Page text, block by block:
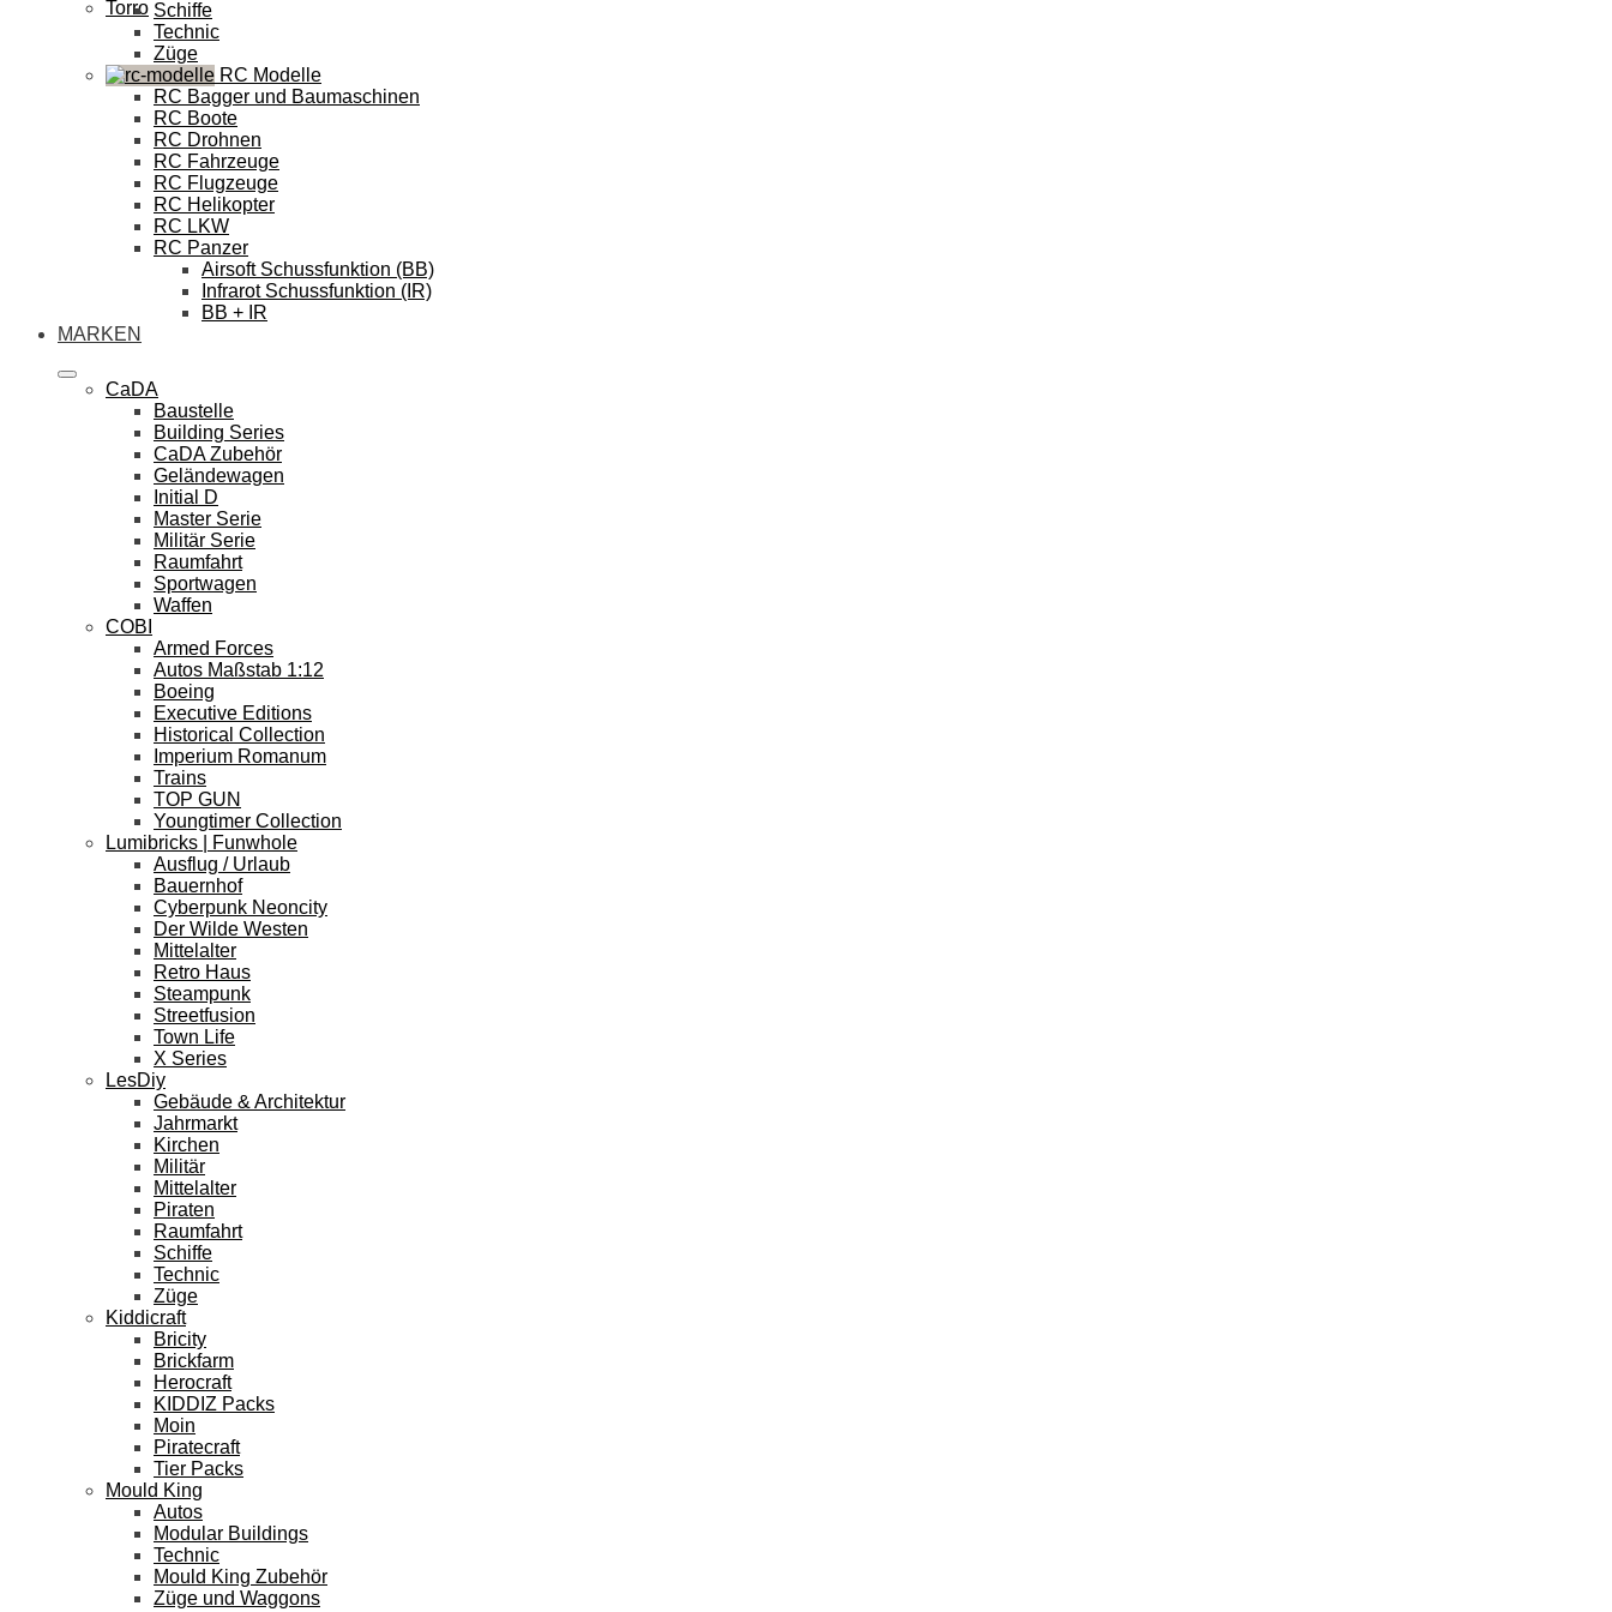
Torro Schiffe
Technic
Züge
RC Modelle
RC Bagger und Baumaschinen
RC Boote
RC Drohnen
RC Fahrzeuge
RC Flugzeuge
RC Helikopter
RC LKW
RC Panzer
Airsoft Schussfunktion (BB)
Infrarot Schussfunktion (IR)
BB + IR
MARKEN
CaDA
Baustelle
Building Series
CaDA Zubehör
Geländewagen
Initial D
Master Serie
Militär Serie
Raumfahrt
Sportwagen
Waffen
COBI
Armed Forces
Autos Maßstab 1:12
Boeing
Executive Editions
Historical Collection
Imperium Romanum
Trains
TOP GUN
Youngtimer Collection
Lumibricks | Funwhole
Ausflug / Urlaub
Bauernhof
Cyberpunk Neoncity
Der Wilde Westen
Mittelalter
Retro Haus
Steampunk
Streetfusion
Town Life
X Series
LesDiy
Gebäude & Architektur
Jahrmarkt
Kirchen
Militär
Mittelalter
Piraten
Raumfahrt
Schiffe
Technic
Züge
Kiddicraft
Bricity
Brickfarm
Herocraft
KIDDIZ Packs
Moin
Piratecraft
Tier Packs
Mould King
Autos
Modular Buildings
Technic
Mould King Zubehör
Züge und Waggons